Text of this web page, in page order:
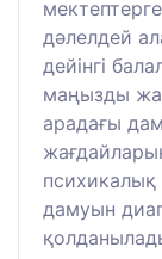
дәлелдей
дейінгі
маңызды
арадағы
дамуын